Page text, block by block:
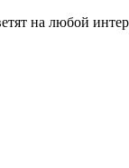
на любой